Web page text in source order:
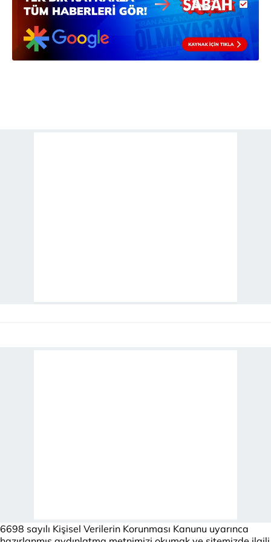
Sitemizde kendimize ve üçüncü kişilere ait çerezler
kullanılmaktadır. Bu çerezler vasıtasıyla çeşitli kişisel
verileriniz işlenmekte olup gerekli olan çerezler bilgi
toplumu hizmetlerinin sunulması amacıyla
kullanılmaktadır. Diğer çerezler, sitemizin daha işlevsel
6698 sayılı Kişisel Verilerin Korunması Kanunu uyarınca